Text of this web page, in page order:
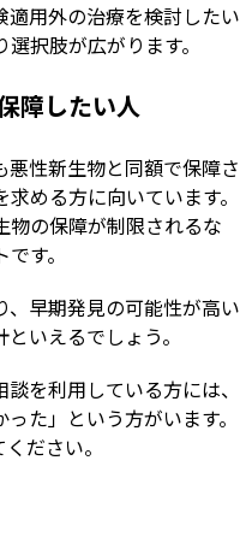
適用外の治療を検討したい
択肢が広がります。
障したい人
性新生物と同額で保障さ
める方に向いています。
物の保障が制限されるな
す。
早期発見の可能性が高い
いえるでしょう。
を利用している方には、
た」という方がいます。
ださい。